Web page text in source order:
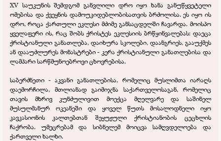
XV საუკუნის შემდგომ განვლილი დრო იყო ხანა განუწყვეტელი
ომებისა და ქვეყნის დამოუკიდებლობისათვის ბრძოლისა. ეს იყო ის
დრო, როცა ქართული ეკლესი მძიმე განსაცდელში ჩავარდა. მოისპო
ყველაფერი ის, რაც შობს ქრისტეს ეკლესიის ბრწყინვალებას: დაეცა
ქრისტიანული განათლება, დაიხურა სკოლები, დაანგრიეს, გააუქმეს
ან დააუძლურეს მონასტრები - კერა ქრისტიანული განათლებისა და
ლამპარი სარწმუნოებროვი ცხოვრებისა.
საბერძნეთი - აკვანი განათლებისა, რომელიც მუსლიმთა იარაღს
დაემორჩილა, მთლიანად გაიმიჯნა საქართველოსაგან, რომელიც
თავის მხრივ კუნძულივით მოექცა მღელვარე და საშინელ
მუსულმანურ ოკეანეში და ყოველ წუთს მოსალოდნელი იყო
კავკასიონის კალთებთან შეყუჟული ქრისტიანობის ცეცხლის
ჩაქრობა. უმეცრებამ და სიბნელემ მოიცვა სამღვდელოება და
ქართველი ხალხი.